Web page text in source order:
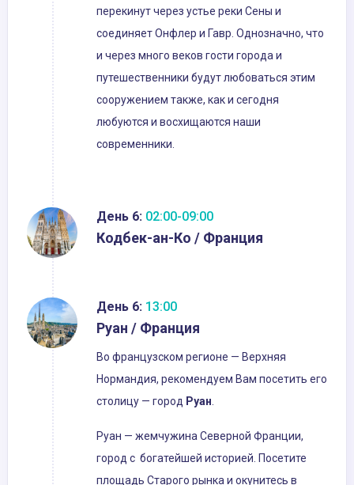
перекинут через устье реки Сены и
соединяет Онфлер и Гавр. Однозначно, что
и через много веков гости города и
путешественники будут любоваться этим
сооружением также, как и сегодня
любуются и восхищаются наши
современники.
День 6: 02:00-09:00
Кодбек-ан-Ко / Франция
День 6: 13:00
Руан / Франция
Во французском регионе — Верхняя
Нормандия, рекомендуем Вам посетить его
столицу — город Руан
Руан — жемчужина Северной Франции,
город с богатейшей историей. Посетите
площадь Старого рынка и окунитесь в